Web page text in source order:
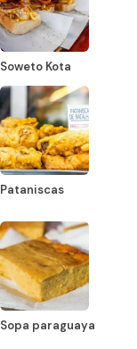
Soweto Kota
Pataniscas
Sopa paraguaya